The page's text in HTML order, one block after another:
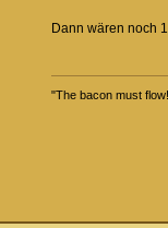
Dann wären noch
"The bacon must